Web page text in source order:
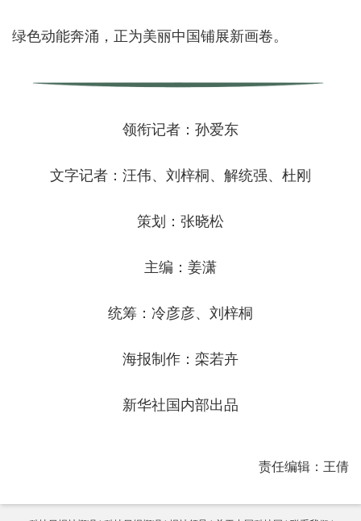
绿色动能奔涌，正为美丽中国铺展新画卷。
领衔记者：孙爱东
文字记者：汪伟、刘梓桐、解统强、杜刚
策划：张晓松
主编：姜潇
统筹：冷彦彦、刘梓桐
海报制作：栾若卉
新华社国内部出品
责任编辑：王倩